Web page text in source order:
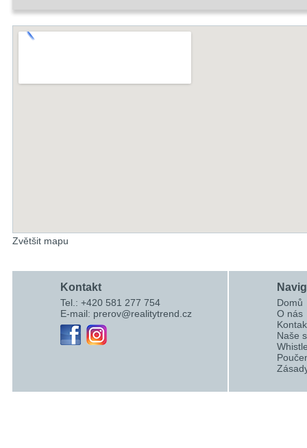
Zvětšit mapu
Kontakt
Tel.: +420 581 277 754
E-mail: prerov@realitytrend.cz
Domů
O nás
Naše